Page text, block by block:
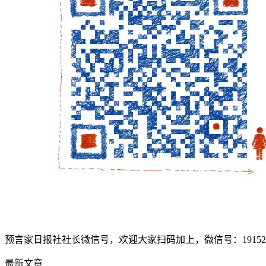
预言家日报社社长微信号，欢迎大家扫码加上，微信号：
最新文章